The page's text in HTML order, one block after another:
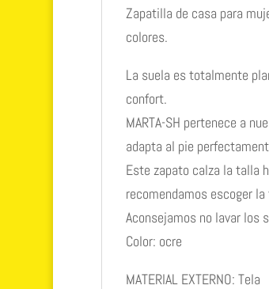
Zapatilla de casa para
colores.
La suela es totalmente
confort.
MARTA-SH pertenece a
adapta al pie
Este zapato calza la talla
recomendamos escoger
Aconsejamos no lavar los
Color: ocre
MATERIAL EXTERNO: Tela